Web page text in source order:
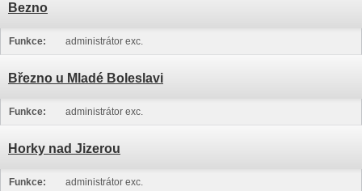
Bezno
Funkce: administrátor exc.
Březno u Mladé Boleslavi
Funkce: administrátor exc.
Horky nad Jizerou
Funkce: administrátor exc.